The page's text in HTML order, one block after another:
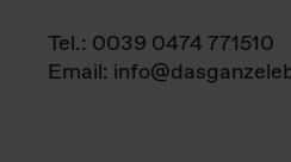
Tel.: 0039 0474 771510
Email: